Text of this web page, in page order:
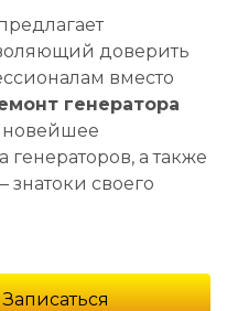
доверить
вместо
генератора
новейшее
а также
своего
Записаться